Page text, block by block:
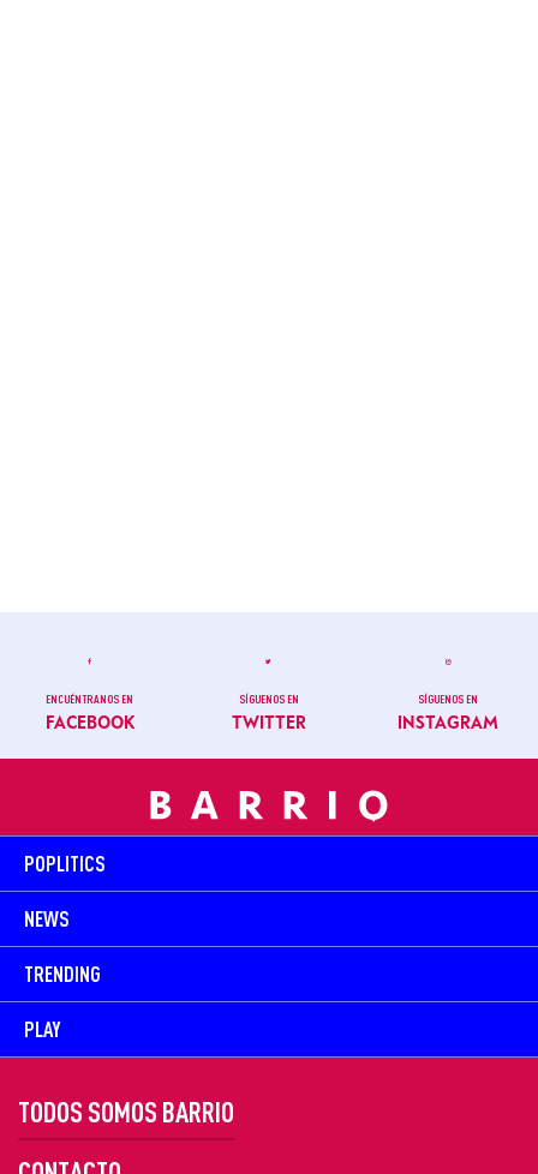
ENCUÉNTRANOS EN
FACEBOOK
SÍGUENOS EN
TWITTER
SÍGUENOS EN
INSTAGRAM
POPLITICS
NEWS
TRENDING
PLAY
TODOS SOMOS BARRIO